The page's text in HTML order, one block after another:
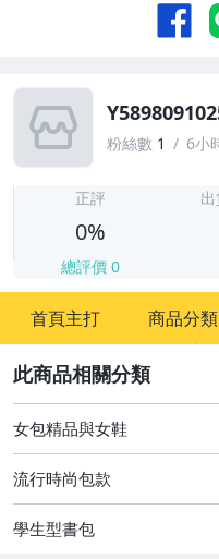
粉絲數 1 6小
正評
0%
總評價 0
首頁主打 商品分類
圖書/影音/文具
古董、藝術與礦石
手機、配件與通訊
女包精品與女鞋
流行時尚包款
學生型書包